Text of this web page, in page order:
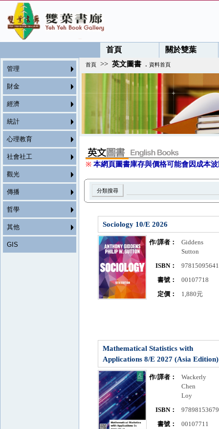
首頁 關於雙葉
管理
財金
經濟
統計
心理教育
社會社工
觀光
傳播
哲學
其他
GIS
首頁 >> 英文圖書 . 資料首頁
※ 本網頁圖書庫存與價格可能會因成本
Sociology 10/E 2026
作/譯者：
Giddens
Sutton
ISBN：
書號：
00107718
定價：
1,880元
Mathematical Statistics with
Applications 8/E 2027 (Asia Edition)
作/譯者：
Wackerly
Chen
Loy
ISBN：
書號：
00107711